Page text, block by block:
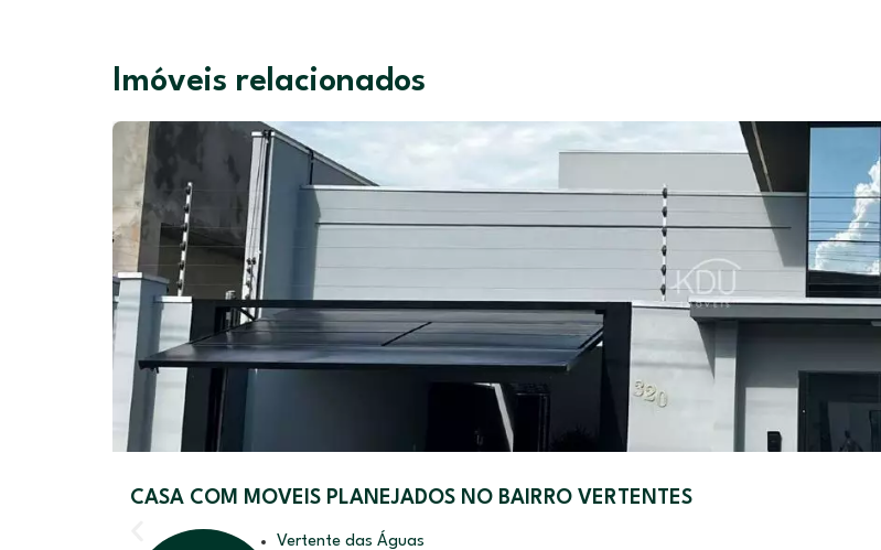
Imóveis relacionados
CASA COM MOVEIS PLANEJADOS NO BAIRRO VERTENTES
Vertente das Águas